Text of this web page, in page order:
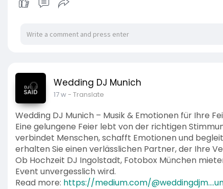
Wedding DJ Munich
17 w- Translate
Wedding DJ Munich – Musik & Emotionen für Ihre
Eine gelungene Feier lebt von der richtigen
verbindet Menschen, schafft Emotionen und
erhalten Sie einen verlässlichen Partner, der Ihre
Ob Hochzeit DJ Ingolstadt, Fotobox München
Event unvergesslich wird.
Read more: https://medium.com/